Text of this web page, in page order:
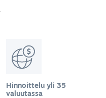
Hinnoittelu yli 35
valuutassa